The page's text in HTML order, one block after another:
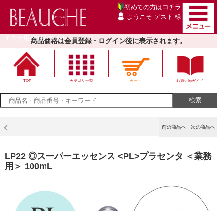
エステ用品卸売サイト
初めての方は コチラ
ようこそ ゲスト 様
商品価格は会員登録・ログイン後に表示されます。
TOP カテゴリ一覧 カート お買い物ガイド
次の商品へ
前の商品へ
LP22 ◎スーパーエッセンス <PL>プラセンタ ＜業務
用＞ 100mL